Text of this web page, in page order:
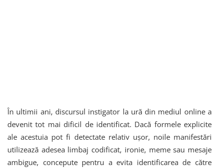
În ultimii ani, discursul instigator la ură din mediul online a
devenit tot mai dificil de identificat. Dacă formele explicite
ale acestuia pot fi detectate relativ ușor, noile manifestări
utilizează adesea limbaj codificat, ironie, meme sau mesaje
ambigue, concepute pentru a evita identificarea de către